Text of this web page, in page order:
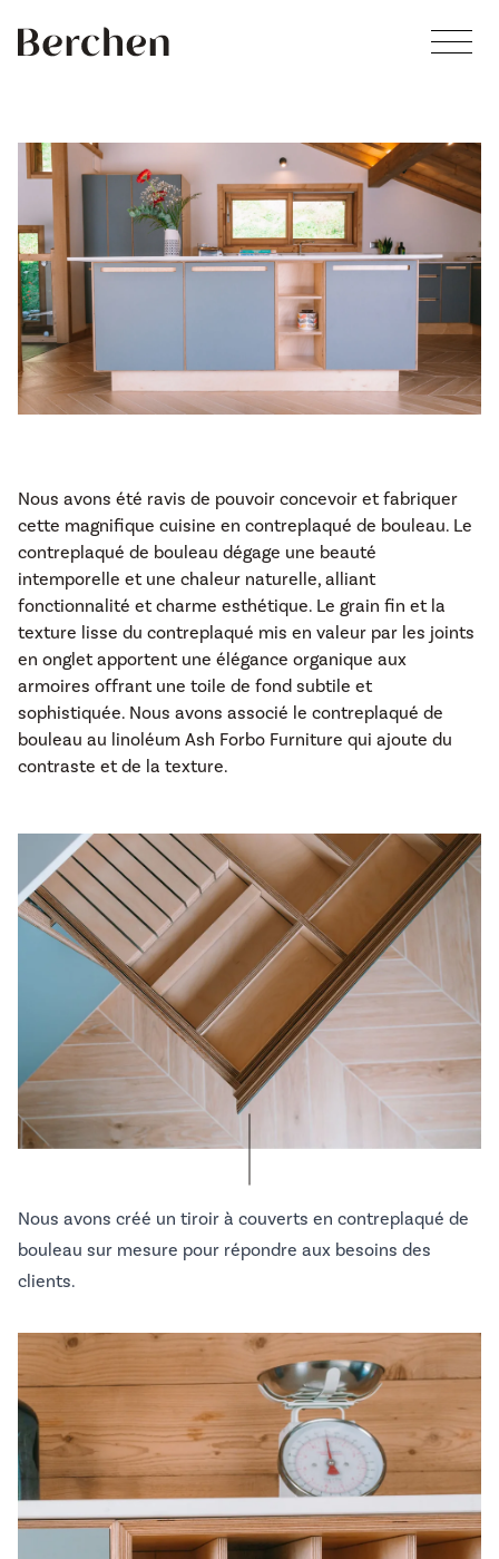
Skip to main content
Nous avons été ravis de pouvoir concevoir et fabriquer
cette magnifique cuisine en contreplaqué de bouleau. Le
contreplaqué de bouleau dégage une beauté
intemporelle et une chaleur naturelle, alliant
fonctionnalité et charme esthétique. Le grain fin et la
texture lisse du contreplaqué mis en valeur par les joints
en onglet apportent une élégance organique aux
armoires offrant une toile de fond subtile et
sophistiquée. Nous avons associé le contreplaqué de
bouleau au linoléum Ash Forbo Furniture qui ajoute du
contraste et de la texture.
Nous avons créé un tiroir à couverts en contreplaqué de
bouleau sur mesure pour répondre aux besoins des
clients.